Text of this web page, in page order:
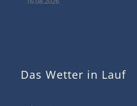
Das Wetter in Lauf